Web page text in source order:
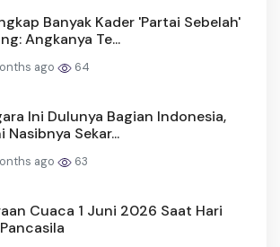
Banyak Kader 'Partai Sebelah'
Angkanya Te...
ago 64
Ini Dulunya Bagian Indonesia,
Nasibnya Sekar...
ago 63
Cuaca 1 Juni 2026 Saat Hari